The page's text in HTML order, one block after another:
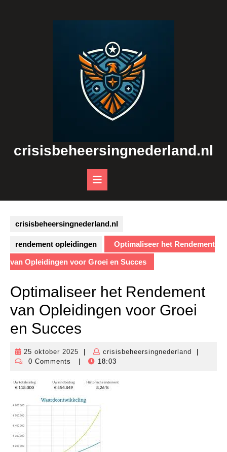
crisisbeheersingnederland.nl
Button
crisisbeheersingnederland.nl
rendement opleidingen Optimaliseer het Rendement
van Opleidingen voor Groei en Succes
Optimaliseer het Rendement
van Opleidingen voor Groei
en Succes
25 oktober 2025
25
oktober
crisisbeheersingnederland
0 Comments
18:03